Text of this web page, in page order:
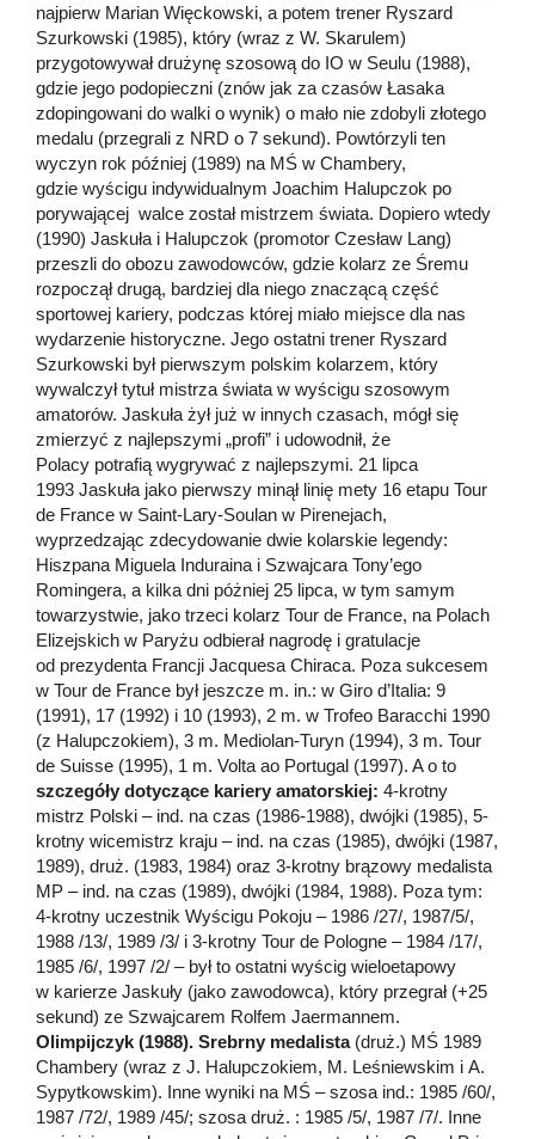
najpierw Marian Więckowski, a potem trener Ryszard
Szurkowski (1985), który (wraz z W. Skarulem)
przygotowywał drużynę szosową do IO w Seulu (1988),
gdzie jego podopieczni (znów jak za czasów Łasaka
zdopingowani do walki o wynik) o mało nie zdobyli złotego
medalu (przegrali z NRD o 7 sekund). Powtórzyli ten
wyczyn rok później (1989) na MŚ w Chambery,
gdzie wyścigu indywidualnym Joachim Halupczok po
porywającej walce został mistrzem świata. Dopiero wtedy
(1990) Jaskuła i Halupczok (promotor Czesław Lang)
przeszli do obozu zawodowców, gdzie kolarz ze Śremu
rozpoczął drugą, bardziej dla niego znaczącą część
sportowej kariery, podczas której miało miejsce dla nas
wydarzenie historyczne. Jego ostatni trener Ryszard
Szurkowski był pierwszym polskim kolarzem, który
wywalczył tytuł mistrza świata w wyścigu szosowym
amatorów. Jaskuła żył już w innych czasach, mógł się
zmierzyć z najlepszymi „profi” i udowodnił, że
Polacy potrafią wygrywać z najlepszymi. 21 lipca
1993 Jaskuła jako pierwszy minął linię mety 16 etapu Tour
de France w Saint-Lary-Soulan w Pirenejach,
wyprzedzając zdecydowanie dwie kolarskie legendy:
Hiszpana Miguela Induraina i Szwajcara Tony’ego
Romingera, a kilka dni póżniej 25 lipca, w tym samym
towarzystwie, jako trzeci kolarz Tour de France, na Polach
Elizejskich w Paryżu odbierał nagrodę i gratulacje
od prezydenta Francji Jacquesa Chiraca. Poza sukcesem
w Tour de France był jeszcze m. in.: w Giro d’Italia: 9
(1991), 17 (1992) i 10 (1993), 2 m. w Trofeo Baracchi 1990
(z Halupczokiem), 3 m. Mediolan-Turyn (1994), 3 m. Tour
de Suisse (1995), 1 m. Volta ao Portugal (1997). A o to
szczegóły dotyczące kariery amatorskiej: 4-krotny
mistrz Polski – ind. na czas (1986-1988), dwójki (1985), 5-
krotny wicemistrz kraju – ind. na czas (1985), dwójki (1987,
1989), druż. (1983, 1984) oraz 3-krotny brązowy medalista
MP – ind. na czas (1989), dwójki (1984, 1988). Poza tym:
4-krotny uczestnik Wyścigu Pokoju – 1986 /27/, 1987/5/,
1988 /13/, 1989 /3/ i 3-krotny Tour de Pologne – 1984 /17/,
1985 /6/, 1997 /2/ – był to ostatni wyścig wieloetapowy
w karierze Jaskuły (jako zawodowca), który przegrał (+25
sekund) ze Szwajcarem Rolfem Jaermannem.
Olimpijczyk (1988). Srebrny medalista(druż.) MŚ 1989
Chambery (wraz z J. Halupczokiem, M. Leśniewskim i A.
Sypytkowskim). Inne wyniki na MŚ – szosa ind.: 1985 /60/,
1987 /72/, 1989 /45/; szosa druż. : 1985 /5/, 1987 /7/. Inne